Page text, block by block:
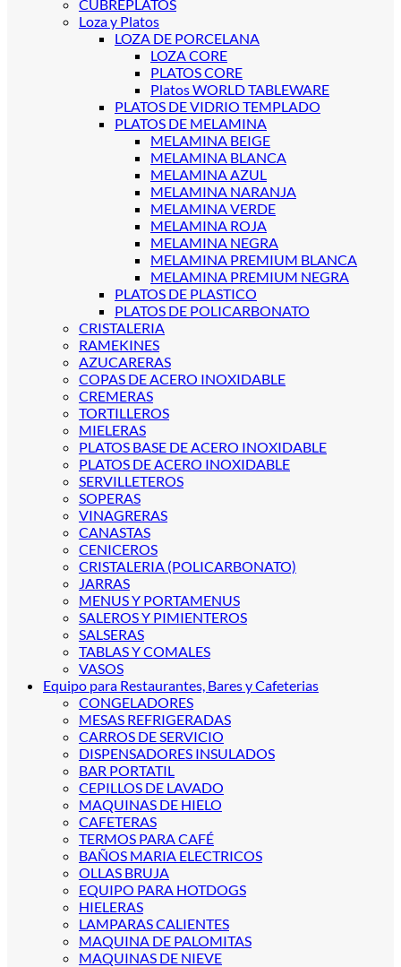
CUBREPLATOS
Loza y Platos
LOZA DE PORCELANA
LOZA CORE
PLATOS CORE
Platos WORLD TABLEWARE
PLATOS DE VIDRIO TEMPLADO
PLATOS DE MELAMINA
MELAMINA BEIGE
MELAMINA BLANCA
MELAMINA AZUL
MELAMINA NARANJA
MELAMINA VERDE
MELAMINA ROJA
MELAMINA NEGRA
MELAMINA PREMIUM BLANCA
MELAMINA PREMIUM NEGRA
PLATOS DE PLASTICO
PLATOS DE POLICARBONATO
CRISTALERIA
RAMEKINES
AZUCARERAS
COPAS DE ACERO INOXIDABLE
CREMERAS
TORTILLEROS
MIELERAS
PLATOS BASE DE ACERO INOXIDABLE
PLATOS DE ACERO INOXIDABLE
SERVILLETEROS
SOPERAS
VINAGRERAS
CANASTAS
CENICEROS
CRISTALERIA (POLICARBONATO)
JARRAS
MENUS Y PORTAMENUS
SALEROS Y PIMIENTEROS
SALSERAS
TABLAS Y COMALES
VASOS
Equipo para Restaurantes, Bares y Cafeterias
CONGELADORES
MESAS REFRIGERADAS
CARROS DE SERVICIO
DISPENSADORES INSULADOS
BAR PORTATIL
CEPILLOS DE LAVADO
MAQUINAS DE HIELO
CAFETERAS
TERMOS PARA CAFÉ
BAÑOS MARIA ELECTRICOS
OLLAS BRUJA
EQUIPO PARA HOTDOGS
HIELERAS
LAMPARAS CALIENTES
MAQUINA DE PALOMITAS
MAQUINAS DE NIEVE